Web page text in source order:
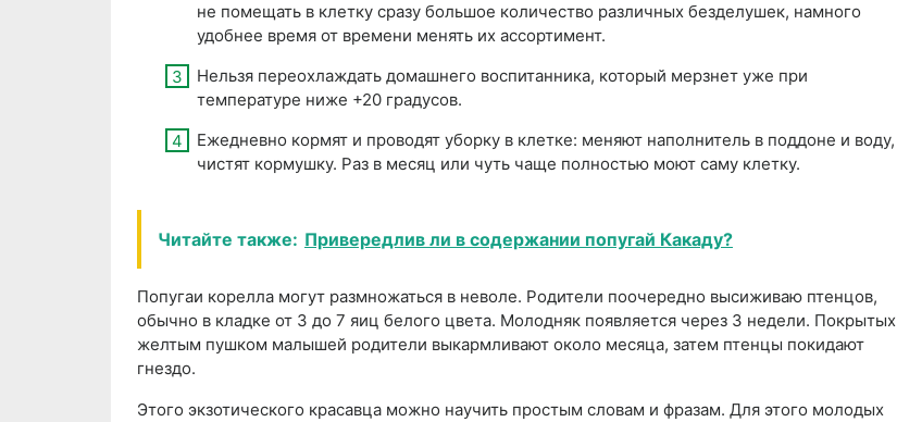
не помещать в клетку сразу большое количество различных безделушек, намного
удобнее время от времени менять их ассортимент.
Нельзя переохлаждать домашнего воспитанника, который мерзнет уже при
температуре ниже +20 градусов.
Ежедневно кормят и проводят уборку в клетке: меняют наполнитель в поддоне и воду,
чистят кормушку. Раз в месяц или чуть чаще полностью моют саму клетку.
Читайте также: Привередлив ли в содержании попугай Какаду?
Попугаи корелла могут размножаться в неволе. Родители поочередно высиживаю птенцов,
обычно в кладке от 3 до 7 яиц белого цвета. Молодняк появляется через 3 недели. Покрытых
желтым пушком малышей родители выкармливают около месяца, затем птенцы покидают
гнездо.
Этого экзотического красавца можно научить простым словам и фразам. Для этого молодых